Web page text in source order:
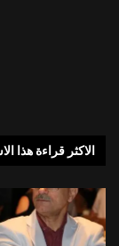
الاكثر قراءة هذا